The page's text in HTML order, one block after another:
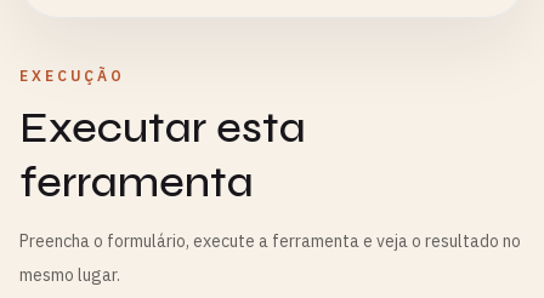
EXECUÇÃO
Executar esta
ferramenta
Preencha o formulário, execute a ferramenta e veja o resultado no
mesmo lugar.